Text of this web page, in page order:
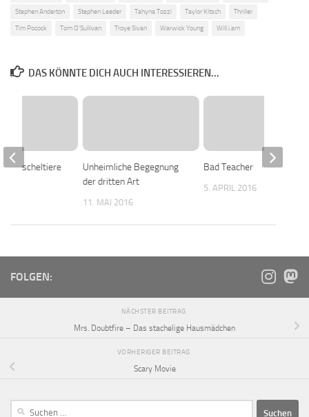
Stephen Anderton Stephen Leeder Tahyna Tozzi Taylor Kitsch Thriller
Tim Pocock Tom O'Sullivan Troye Sivan Warwick Young Will.i.am
DAS KÖNNTE DICH AUCH INTERESSIEREN...
Unheimliche Begegnung
der dritten Art
11. MAI 2016
Bad Teacher
5. APRIL 2016
Kuscheltiere
FOLGEN:
NÄCHSTER BEITRAG
Mrs. Doubtfire – Das stachelige Hausmädchen
VORHERIGER BEITRAG
Scary Movie